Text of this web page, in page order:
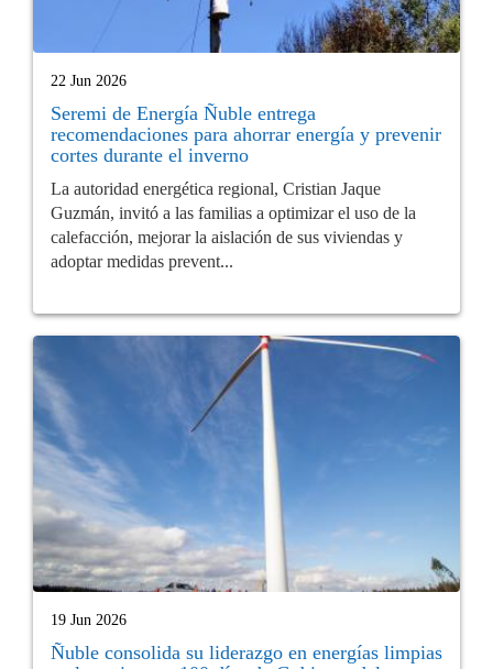
22 Jun 2026
Seremi de Energía Ñuble entrega
recomendaciones para ahorrar energía y prevenir
cortes durante el inverno
La autoridad energética regional, Cristian Jaque
Guzmán, invitó a las familias a optimizar el uso de la
calefacción, mejorar la aislación de sus viviendas y
adoptar medidas prevent...
19 Jun 2026
Ñuble consolida su liderazgo en energías limpias